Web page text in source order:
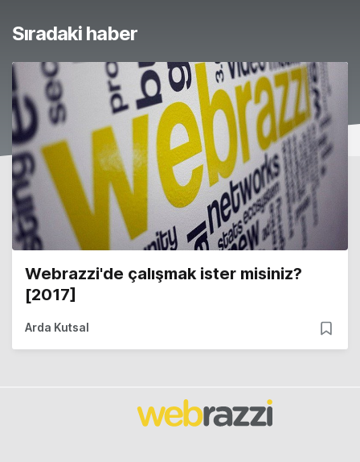
Sıradaki haber
Webrazzi'de çalışmak ister misiniz?
[2017]
Arda Kutsal